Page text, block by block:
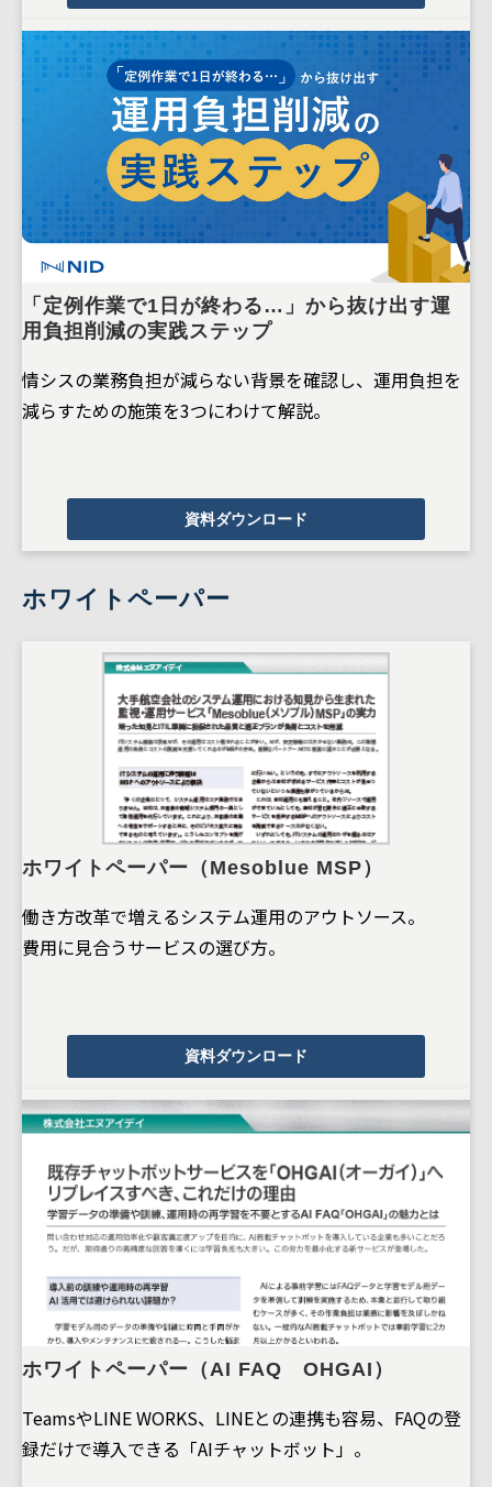
「定例作業で1日が終わる…」から抜け出す運
用負担削減の実践ステップ
情シスの業務負担が減らない背景を確認し、運用負担を
減らすための施策を3つにわけて解説。
資料ダウンロード
ホワイトペーパー
ホワイトペーパー（Mesoblue MSP）
働き方改革で増えるシステム運用のアウトソース。
費用に見合うサービスの選び方。
資料ダウンロード
ホワイトペーパー（AI FAQ OHGAI）
TeamsやLINE WORKS、LINEとの連携も容易、FAQの登
録だけで導入できる「AIチャットボット」。